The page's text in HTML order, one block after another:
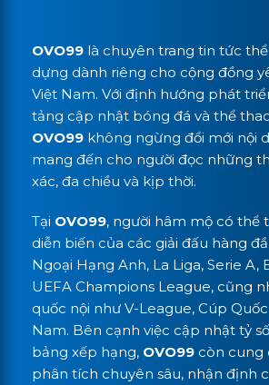
OVO99 là chuyên trang tin tức
dựng dành riêng cho cộng đồng
Việt Nam. Với định hướng phát
tảng cập nhật bóng đá và thể
OVO99 không ngừng đổi mới nội
mang đến cho người đọc những
xác, đa chiều và kịp thời.
Tại OVO99, người hâm mộ có thể
diễn biến của các giải đấu hàng
Ngoại Hạng Anh, La Liga, Serie A,
UEFA Champions League, cũng
quốc nội như V-League, Cúp
Nam. Bên cạnh việc cập nhật tỷ
bảng xếp hạng, OVO99 còn cung
phân tích chuyên sâu, nhận định